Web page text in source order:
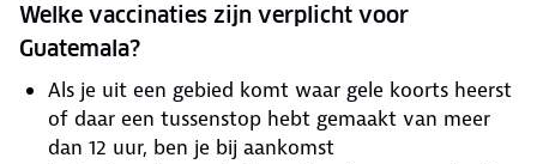
Welke vaccinaties zijn verplicht voor
Guatemala?
Als je uit een gebied komt waar gele koorts heerst
of daar een tussenstop hebt gemaakt van meer
dan 12 uur, ben je bij aankomst